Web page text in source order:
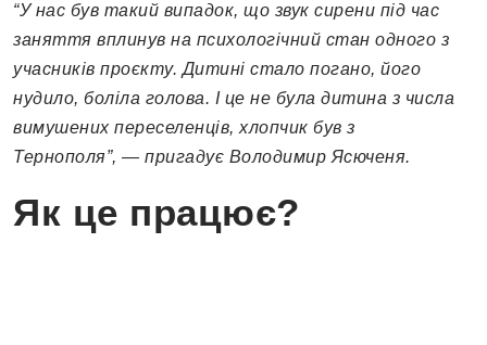
“У нас був такий випадок, що звук сирени під час
заняття вплинув на психологічний стан одного з
учасників проєкту. Дитині стало погано, його
нудило, боліла голова. І це не була дитина з числа
вимушених переселенців, хлопчик був з
Тернополя”, — пригадує Володимир Ясюченя.
Як це працює?